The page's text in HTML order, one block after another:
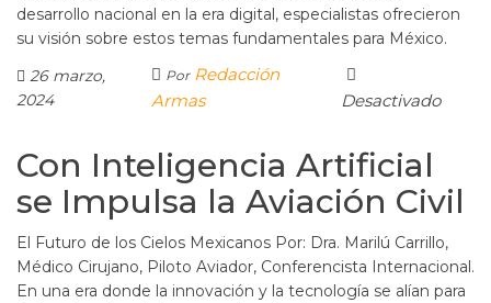
desarrollo nacional en la era digital, especialistas ofrecieron
su visión sobre estos temas fundamentales para México.
26 marzo,
2024
Por Redacción
Armas
Desactivado
Con Inteligencia Artificial
se Impulsa la Aviación Civil
El Futuro de los Cielos Mexicanos Por: Dra. Marilú Carrillo,
Médico Cirujano, Piloto Aviador, Conferencista Internacional.
En una era donde la innovación y la tecnología se alían para